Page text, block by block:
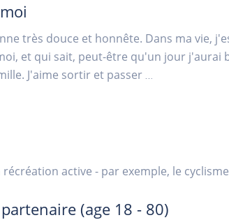
très douce et honnête. Dans ma vie,
et qui sait, peut-être qu'un jour j'aurai
J'aime sortir et passer...
active - par exemple, le
(age 18 - 80)